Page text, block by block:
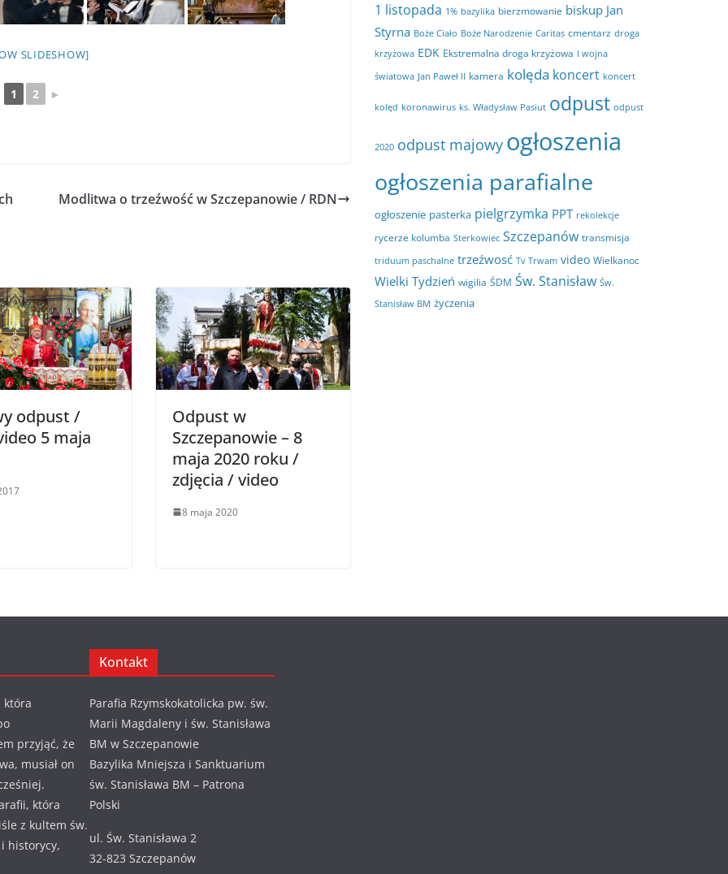
SLIDESHOW]
1 2 ►
Modlitwa o trzeźwość w Szczepanowie / RDN
odpust /
5 maja
Odpust w
Szczepanowie – 8
maja 2020 roku /
zdjęcia / video
8 maja 2020
w
a
1 listopada 1% bazylika bierzmowanie biskup Jan
Styrna Boże Ciało Boże Narodzenie Caritas cmentarz droga
krzyżowa EDK Ekstremalna droga krzyżowa I wojna
światowa Jan Paweł II kamera kolęda koncert koncert
kolęd koronawirus ks. Władysław Pasiut odpust odpust
2020 odpust majowy ogłoszenia
ogłoszenia parafialne
ogłoszenie pasterka pielgrzymka PPT rekolekcje
rycerze kolumba Sterkowiec Szczepanów transmisja
triduum paschalne trzeźwosć Tv Trwam video Wielkanoc
Wielki Tydzień wigilia ŚDM Św. Stanisław Św.
Stanisław BM życzenia
która
przyjąć, że
musiał on
która
z kultem św.
historycy,
Kontakt
Parafia Rzymskokatolicka pw. św.
Marii Magdaleny i św. Stanisława
BM w Szczepanowie
Bazylika Mniejsza i Sanktuarium
św. Stanisława BM – Patrona
Polski
ul. Św. Stanisława 2
32-823 Szczepanów